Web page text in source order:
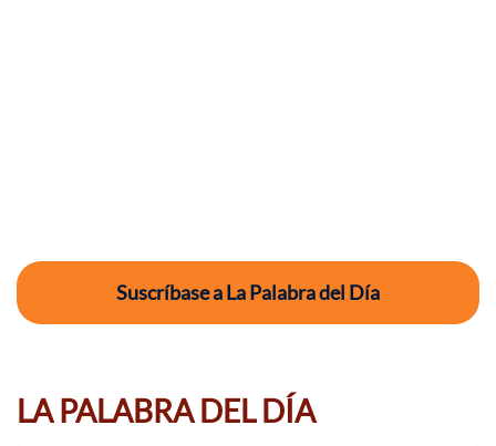
Suscríbase a La Palabra del Día
LA PALABRA DEL DÍA